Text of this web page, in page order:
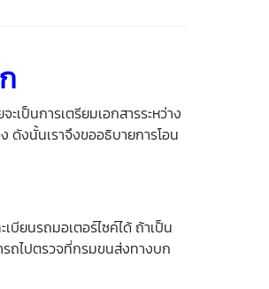
ป็นการเตรียมเอกสารระหว่าง
ดังนั้นเราจึงขออธิบายการโอน
บียนรถมอเตอร์ไซค์ได้ ถ้าเป็น
ถไปตรวจที่กรมขนส่งทางบก